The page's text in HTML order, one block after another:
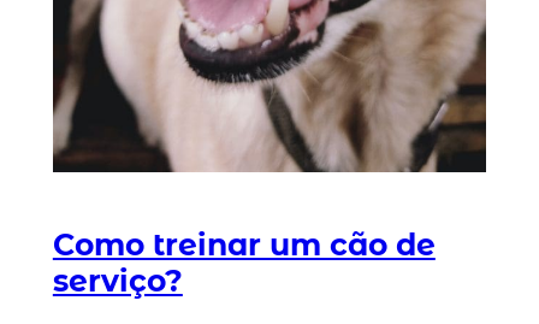
Como treinar um cão de
serviço?